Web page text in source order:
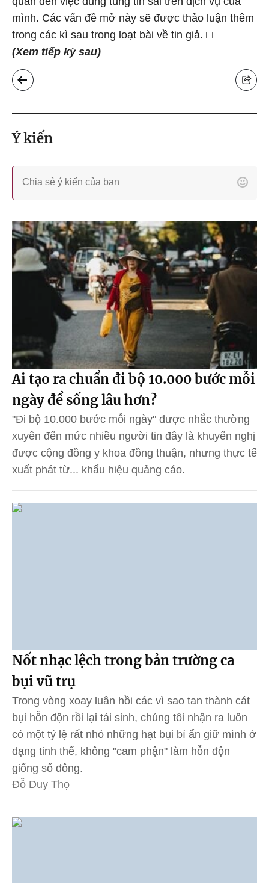
mình. Các vấn đề mở này sẽ được thảo luận thêm
trong các kì sau trong loạt bài về tin giả. □
(Xem tiếp kỳ sau)
Ý kiến
Ai tạo ra chuẩn đi bộ 10.000 bước mỗi
ngày để sống lâu hơn?
"Đi bộ 10.000 bước mỗi ngày" được nhắc thường
xuyên đến mức nhiều người tin đây là khuyến nghị
được cộng đồng y khoa đồng thuận, nhưng thực tế
xuất phát từ... khẩu hiệu quảng cáo.
Nốt nhạc lệch trong bản trường ca
bụi vũ trụ
Trong vòng xoay luân hồi các vì sao tan thành cát
bụi hỗn độn rồi lại tái sinh, chúng tôi nhận ra luôn
có một tỷ lệ rất nhỏ những hạt bụi bí ẩn giữ mình ở
dạng tinh thể, không "cam phận" làm hỗn độn
giống số đông.
Đỗ Duy Thọ